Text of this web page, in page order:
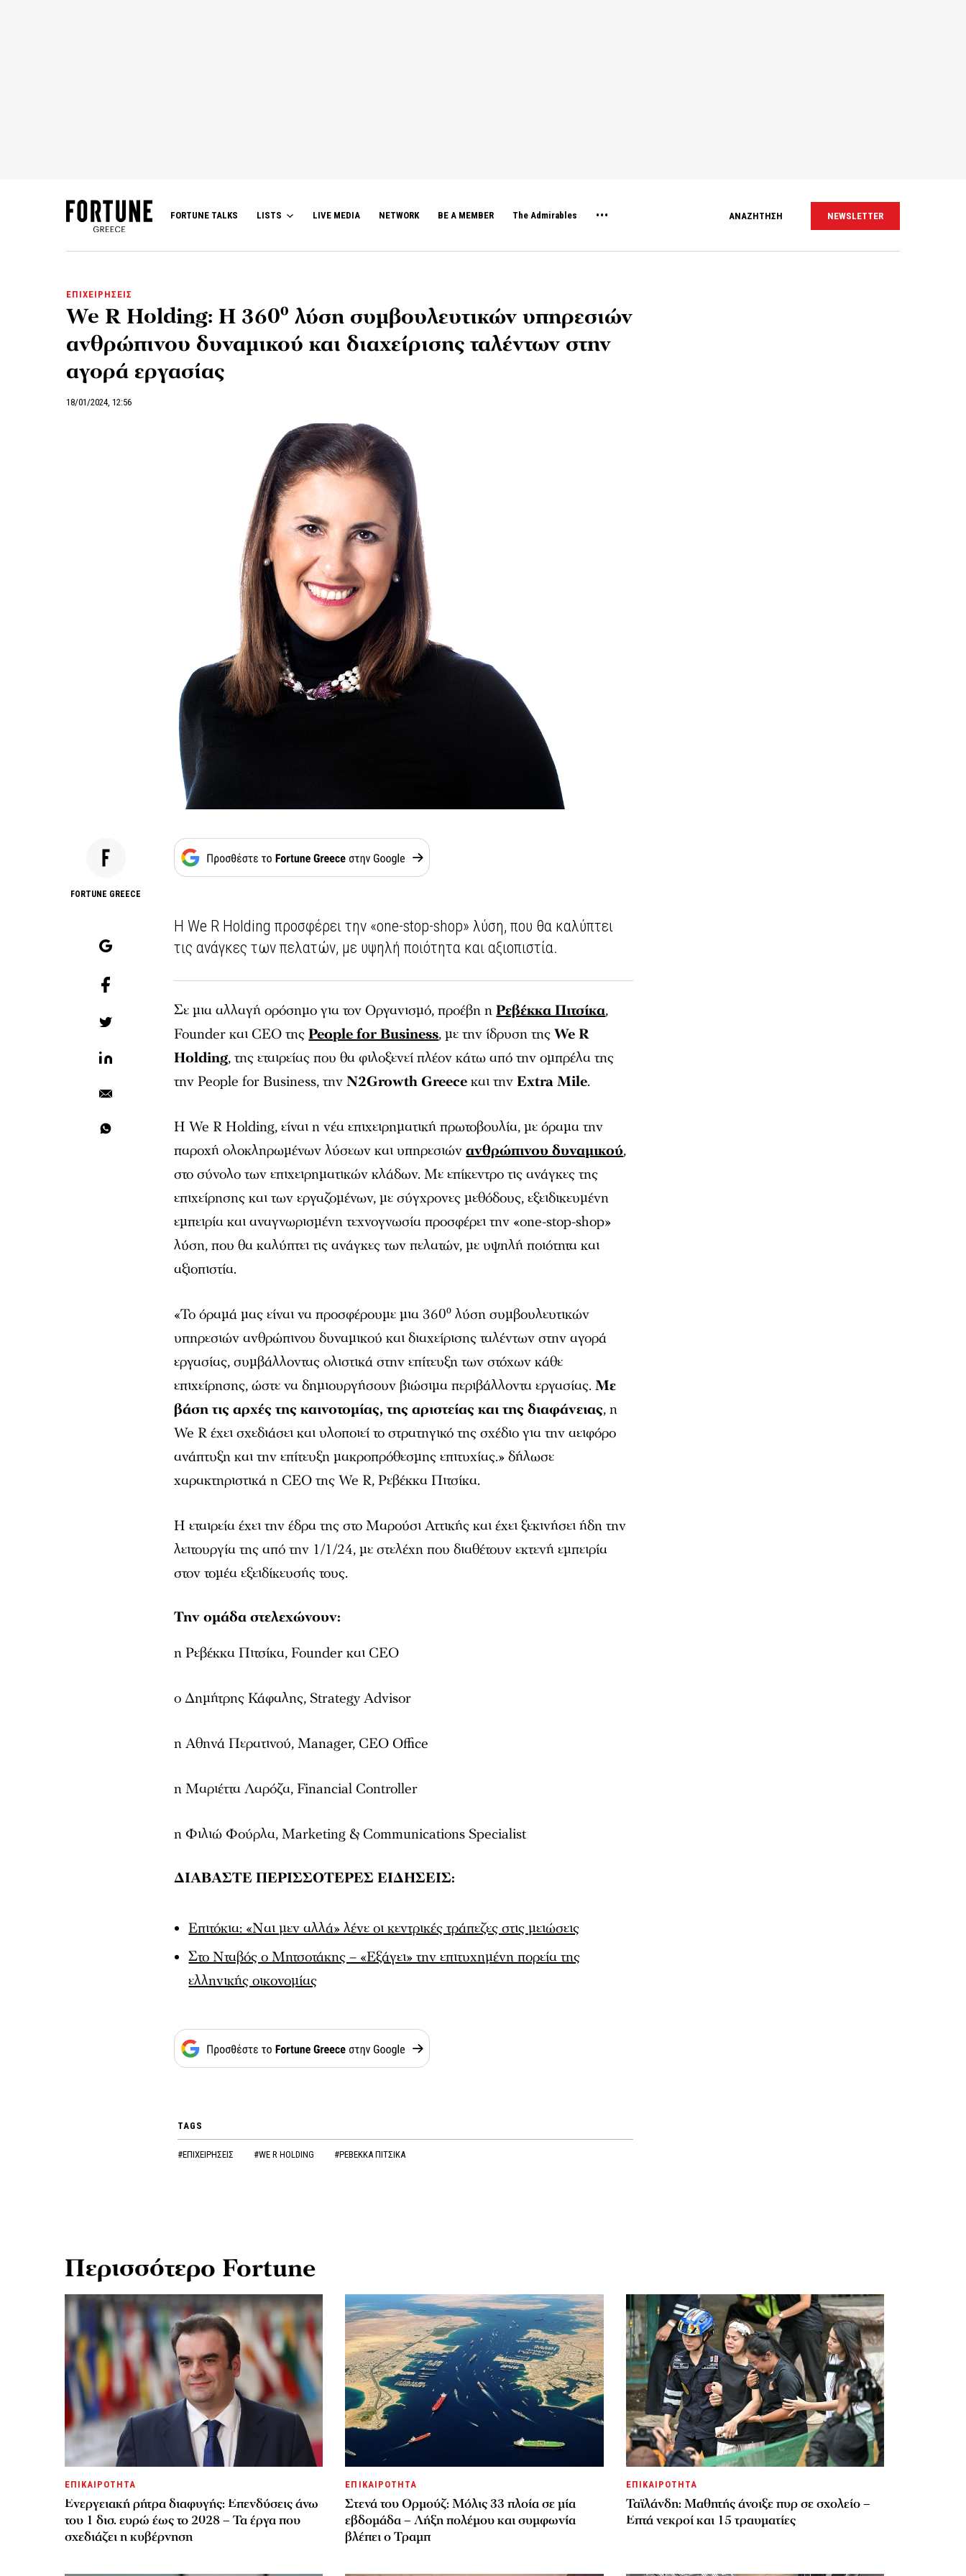
FORTUNE TALKS LISTS LIVE MEDIA NETWORK BE A MEMBER The Admirables ΑΝΑΖΗΤΗΣΗ NEWSLETTER
ΕΠΙΧΕΙΡΗΣΕΙΣ
We R Holding: Η 360⁰ λύση συμβουλευτικών υπηρεσιών
ανθρώπινου δυναμικού και διαχείρισης ταλέντων στην
αγορά εργασίας
18/01/2024, 12:56
FORTUNE GREECE
Η We R Holding προσφέρει την «one-stop-shop» λύση, που θα καλύπτει
τις ανάγκες των πελατών, με υψηλή ποιότητα και αξιοπιστία.
Σε μια αλλαγή ορόσημο για τον Οργανισμό, προέβη ηΡεβέκκα Πιτσίκα,
Founder και CEO τηςPeople for Business, με την ίδρυση τηςWe R
Holding, της εταιρείας που θα φιλοξενεί πλέον κάτω από την ομπρέλα της
την People for Business, τηνN2Growth Greeceκαι τηνExtra Mile.
Η We R Holding, είναι η νέα επιχειρηματική πρωτοβουλία, με όραμα την
παροχή ολοκληρωμένων λύσεων και υπηρεσιώνανθρώπινου δυναμικού,
στο σύνολο των επιχειρηματικών κλάδων. Με επίκεντρο τις ανάγκες της
επιχείρησης και των εργαζομένων, με σύγχρονες μεθόδους, εξειδικευμένη
εμπειρία και αναγνωρισμένη τεχνογνωσία προσφέρει την «one-stop-shop»
λύση, που θα καλύπτει τις ανάγκες των πελατών, με υψηλή ποιότητα και
αξιοπιστία.
«Το όραμά μας είναι να προσφέρουμε μια 360⁰ λύση συμβουλευτικών
υπηρεσιών ανθρώπινου δυναμικού και διαχείρισης ταλέντων στην αγορά
εργασίας, συμβάλλοντας ολιστικά στην επίτευξη των στόχων κάθε
επιχείρησης, ώστε να δημιουργήσουν βιώσιμα περιβάλλοντα εργασίας.Με
βάση τις αρχές της καινοτομίας, της αριστείας και της διαφάνειας, η
We Rέχει σχεδιάσει και υλοποιεί το στρατηγικό της σχέδιο για την αειφόρο
ανάπτυξη και την επίτευξη μακροπρόθεσμης επιτυχίας.»δήλωσε
χαρακτηριστικά η CEO της We R, Ρεβέκκα Πιτσίκα.
Η εταιρεία έχει την έδρα της στο Μαρούσι Αττικής και έχει ξεκινήσει ήδη την
λειτουργία της από την 1/1/24, με στελέχη που διαθέτουν εκτενή εμπειρία
στον τομέα εξειδίκευσής τους.
Την ομάδα στελεχώνουν:
η Ρεβέκκα Πιτσίκα, Founder και CEO
ο Δημήτρης Κάφαλης, Strategy Advisor
η Αθηνά Περατινού, Manager, CEO Office
η Μαριέττα Λαρόζα, Financial Controller
η Φιλιώ Φούρλα, Marketing & Communications Specialist
ΔΙΑΒΑΣΤΕ ΠΕΡΙΣΣΟΤΕΡΕΣ ΕΙΔΗΣΕΙΣ:
Επιτόκια: «Ναι μεν αλλά» λένε οι κεντρικές τράπεζες στις μειώσεις
Στο Νταβός ο Μητσοτάκης – «Εξάγει» την επιτυχημένη πορεία της
ελληνικής οικονομίας
TAGS
#ΕΠΙΧΕΙΡΗΣΕΙΣ #WE R HOLDING #ΡΕΒΕΚΚΑ ΠΙΤΣΙΚΑ
Περισσότερο Fortune
ΕΠΙΚΑΙΡΟΤΗΤΑ
Ενεργειακή ρήτρα διαφυγής: Επενδύσεις άνω
του 1 δισ. ευρώ έως το 2028 – Τα έργα που
σχεδιάζει η κυβέρνηση
ΕΠΙΚΑΙΡΟΤΗΤΑ
Στενά του Ορμούζ: Μόλις 33 πλοία σε μία
εβδομάδα – Λήξη πολέμου και συμφωνία
βλέπει ο Τραμπ
ΕΠΙΚΑΙΡΟΤΗΤΑ
Ταϊλάνδη: Μαθητής άνοιξε πυρ σε σχολείο –
Επτά νεκροί και 15 τραυματίες